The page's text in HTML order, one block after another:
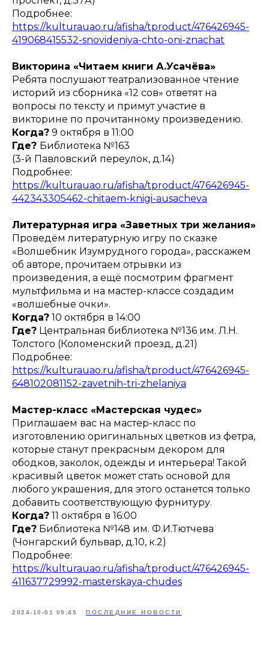
Подробнее:
https://kulturauao.ru/afisha/tproduct/476426945-
419068415532-snovideniya-chto-oni-znachat
Викторина «Читаем книги А.Усачёва»
Ребята послушают театрализованное чтение
историй из сборника «12 сов» ответят на
вопросы по тексту и примут участие в
викторине по прочитанному произведению.
Когда? 9 октября в 11:00
Где? Библиотека №163
(3-й Павловский переулок, д.14)
Подробнее:
https://kulturauao.ru/afisha/tproduct/476426945-
442343305462-chitaem-knigi-ausacheva
Литературная игра «Заветных три желания»
Проведём литературную игру по сказке
«Волшебник Изумрудного города», расскажем
об авторе, прочитаем отрывки из
произведения, а ещё посмотрим фрагмент
мультфильма и на мастер-классе создадим
«волшебные очки».
Когда? 10 октября в 14:00
Где? Центральная библиотека №136 им. Л.Н.
Толстого (Коломенский проезд, д.21)
Подробнее:
https://kulturauao.ru/afisha/tproduct/476426945-
648102081152-zavetnih-tri-zhelaniya
Мастер-класс «Мастерская чудес»
Приглашаем вас на мастер-класс по
изготовлению оригинальных цветков из фетра,
которые станут прекрасным декором для
ободков, заколок, одежды и интерьера! Такой
красивый цветок может стать основой для
любого украшения, для этого останется только
добавить соответствующую фурнитуру.
Когда? 11 октября в 16:00
Где? Библиотека №148 им. Ф.И.Тютчева
(Чонгарский бульвар, д.10, к.2)
Подробнее:
https://kulturauao.ru/afisha/tproduct/476426945-
411637729992-masterskaya-chudes
2024-10-01 09:45 ПОСЛЕДНИЕ НОВОСТИ